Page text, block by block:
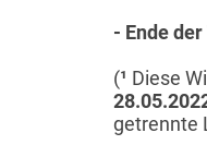
- Ende
(¹ Diese
getrennte